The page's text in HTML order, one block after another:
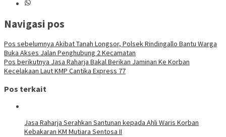
Navigasi pos
Pos sebelumnya Akibat Tanah Longsor, Polsek Rindingallo Bantu Warga
Buka Akses Jalan Penghubung 2 Kecamatan
Pos berikutnya Jasa Raharja Bakal Berikan Jaminan Ke Korban
Kecelakaan Laut KMP Cantika Express 77
Pos terkait
Jasa Raharja Serahkan Santunan kepada Ahli Waris Korban
Kebakaran KM Mutiara Sentosa II